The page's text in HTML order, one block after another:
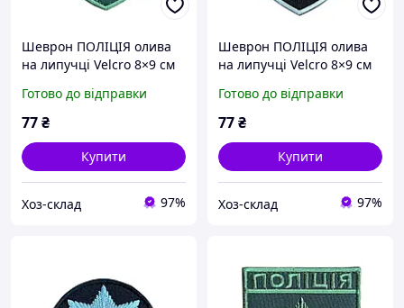
Шеврон ПОЛІЦІЯ олива
на липучці Velcro 8×9 см
нашивка для форменого
одягу
Готово до відправки
77₴
Купити
Хоз-склад 97%
Шеврон ПОЛІЦІЯ олива
на липучці Velcro 8×9 см
нашивка для форменого
одягу
Готово до відправки
77₴
Купити
Хоз-склад 97%